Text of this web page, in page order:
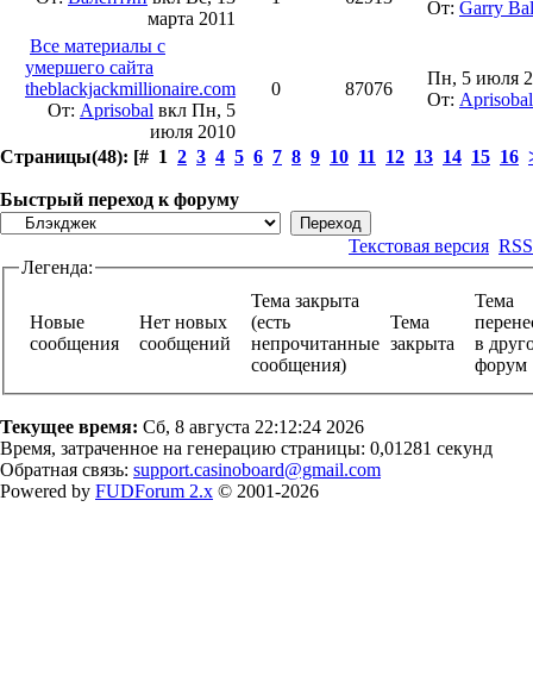
марта 2011
От: Garry
Все материалы с
умершего сайта
theblackjackmillionaire.com
От: Aprisobal вкл Пн, 5
июля 2010
0 87076
Пн, 5 июля
От: Aprisobal
Страницы(48): [# 1 2 3 4 5 6 7 8 9 10 11 12 13 14 15 16
Быстрый переход к форуму
Текстовая версия RSS
Легенда:
Новые
сообщения
Нет новых
сообщений
Тема закрыта
(есть
непрочитанные
сообщения)
Тема
закрыта
Тема
в
Текущее время: Сб, 8 августа 22:12:24 2026
Время, затраченное на генерацию страницы: 0,01281 секунд
Обратная связь: support.casinoboard@gmail.com
Powered by FUDForum 2.x © 2001-2026